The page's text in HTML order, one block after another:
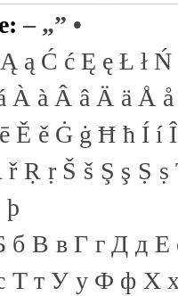
– „” •
Ą ą Ć ć Ę ę Ł ł Ń
À à Â â Ä ä Å å
ē Ě ě Ġ ġ Ħ ħ Í í Î
ř Ṛ ṛ Š š Ş ş Ṣ ṣ
þ
б В в Г г Д д Е
Т т У у Ф ф Х